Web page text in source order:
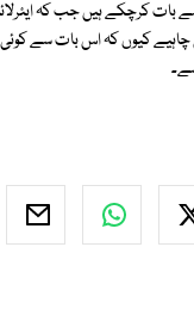
بات کرچکے ہیں جب کہ
کیوں کہ اس بات سے کوئی